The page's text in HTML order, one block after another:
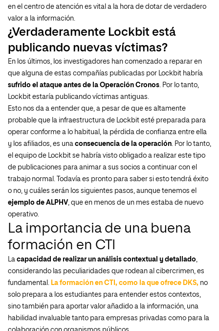
en el centro de atención es vital a la hora de dotar de verdadero
valor a la información.
¿Verdaderamente Lockbit está
publicando nuevas víctimas?
En los últimos, los investigadores han comenzado a reparar en
que alguna de estas compañías publicadas por Lockbit habría
sufrido el ataque antes de la Operación Cronos. Por lo tanto,
Lockbit estaría publicando víctimas antiguas.
Esto nos da a entender que, a pesar de que es altamente
probable que la infraestructura de Lockbit esté preparada para
operar conforme a lo habitual, la pérdida de confianza entre ella
y los afiliados, es una consecuencia de la operación. Por lo tanto,
el equipo de Lockbit se habría visto obligado a realizar este tipo
de publicaciones para animar a sus socios a continuar con el
trabajo normal. Todavía es pronto para saber si esto tendrá éxito
o no, y cuáles serán los siguientes pasos, aunque tenemos el
ejemplo de ALPHV, que en menos de un mes estaba de nuevo
operativo.
La importancia de una buena
formación en CTI
La capacidad de realizar un análisis contextual y detallado,
considerando las peculiaridades que rodean al cibercrimen, es
fundamental. La formación en CTI, como la que ofrece DKS, no
solo prepara a los estudiantes para entender estos contextos,
sino también para aportar valor añadido a la información, una
habilidad invaluable tanto para empresas privadas como para la